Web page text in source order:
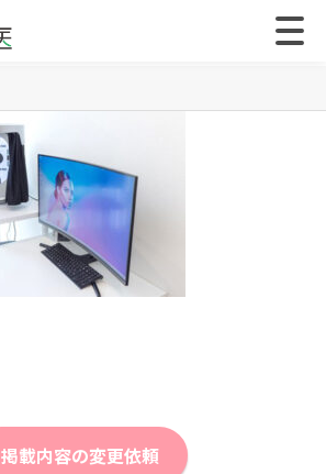
掲載内容の変更依頼